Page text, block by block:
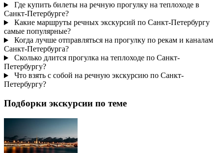
Где купить билеты на речную прогулку на теплоходе в
Санкт-Петербурге?
Какие маршруты речных экскурсий по Санкт-Петербургу
самые популярные?
Когда лучше отправляться на прогулку по рекам и каналам
Санкт-Петербурга?
Сколько длится прогулка на теплоходе по Санкт-
Петербургу?
Что взять с собой на речную экскурсию по Санкт-
Петербургу?
Подборки экскурсии по теме